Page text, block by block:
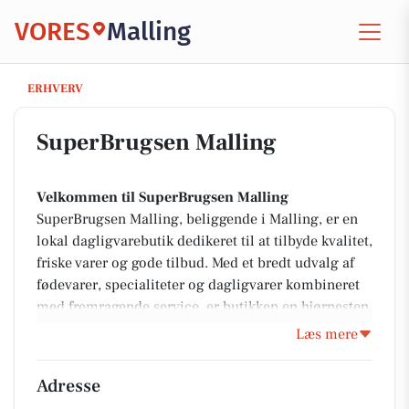
VORES Malling
ERHVERV
SuperBrugsen Malling
SuperBrugsen Malling
Velkommen til SuperBrugsen Malling
SuperBrugsen Malling, beliggende i Malling, er en
lokal dagligvarebutik dedikeret til at tilbyde kvalitet,
friske varer og gode tilbud. Med et bredt udvalg af
fødevarer, specialiteter og dagligvarer kombineret
med fremragende service, er butikken en hjørnesten
i lokalsamfundet. SuperBrugsen Malling er et sted,
Læs mere
Adresse